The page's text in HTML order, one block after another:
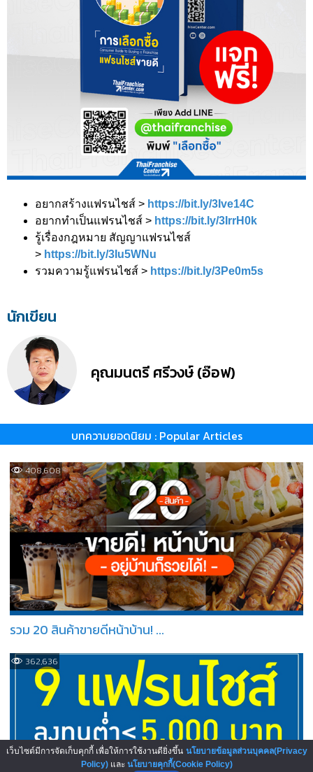
อยากสร้างแฟรนไชส์ > https://bit.ly/3Ive14C
อยากทำเป็นแฟรนไชส์ > https://bit.ly/3IrrH0k
รู้เรื่องกฎหมาย สัญญาแฟรนไชส์
> https://bit.ly/3Iu5WNu
รวมความรู้แฟรนไชส์ > https://bit.ly/3Pe0m5s
นักเขียน
คุณมนตรี ศรีวงษ์ (อ๊อฟ)
บทความยอดนิยม : Popular Articles
408,608
รวม 20 สินค้าขายดีหน้าบ้าน! ...
362,636
เว็บไซต์มีการจัดเก็บคุกกี้ เพื่อให้การใช้งานดียิ่งขึ้น นโยบายข้อมูลส่วนบุคคล(Privacy
Policy)และ นโยบายคุกกี้(Cookie Policy)